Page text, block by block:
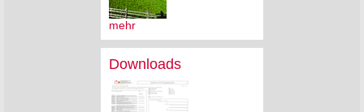
mehr
Downloads